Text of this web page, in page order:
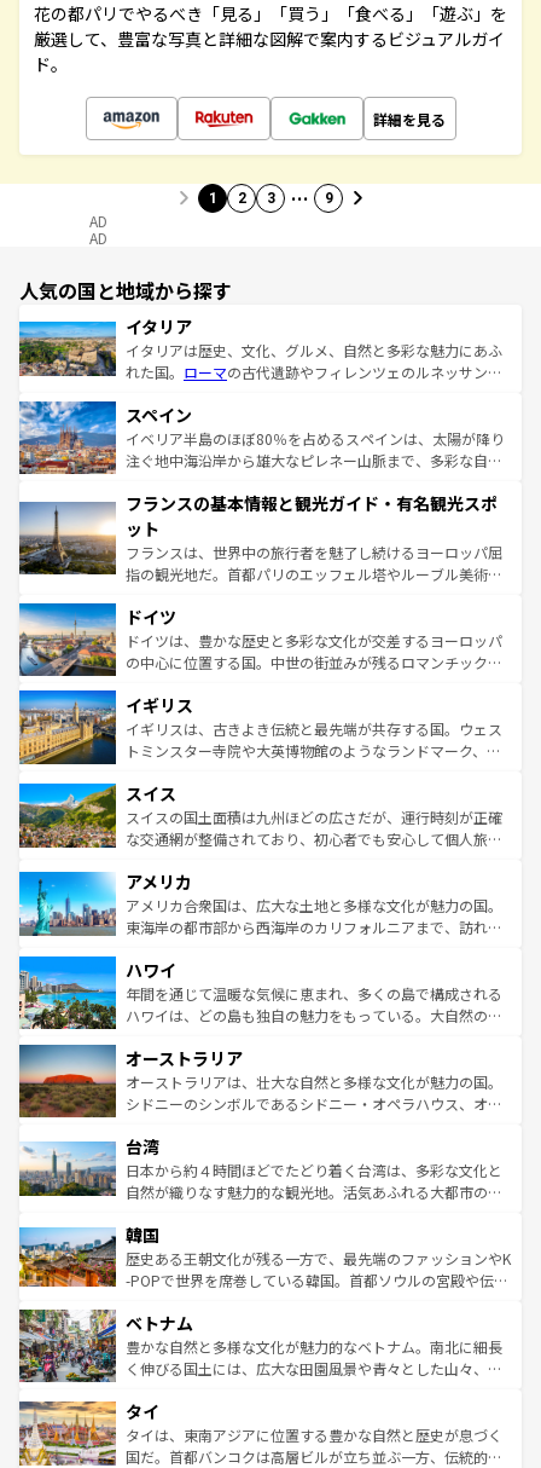
花の都パリでやるべき「見る」「買う」「食べる」「遊ぶ」を
厳選して、豊富な写真と詳細な図解で案内するビジュアルガイ
ド。
詳細を見る
1 2 3 … 9
AD
AD
人気の国と地域から探す
イタリア
イタリアは歴史、文化、グルメ、自然と多彩な魅力にあふ
れた国。 ローマの古代遺跡やフィレンツェのルネッサンス
ろん、トスカーナの美しい田園風景やアマルフィ海岸の絶
景など、自然景観も見逃せない。観光の合間には、本場の
ピザやパスタなど、絶品のイタリア料理を堪能することも
ませてくれるイタリアで、忘れられない旅をしてみよう！
なお、新着のイタリア情報は
しい。
スペイン
イベリア半島のほぼ80％を占めるスペインは、太陽が降り
注ぐ地中海沿岸から雄大なピレネー山脈まで、多彩な自然
文化が根付くこの国では、情熱的なフラメンコ、熱気あふ
れる闘牛、そして美味しいタパスが生活の一部となってい
る。首都マドリードの洗練された雰囲気や、バルセロナの
アートに溢れた街角から、地方では古代ローマ遺跡や中世
せる。地方によって風土や気候が異なるスペインはその個
性で訪れる人を魅了する。 なお、新着のスペイン情報は コ
ンテンツ一覧を参照してほしい。
フランスの基本情報と観光ガイド・有名観光スポ
ット
フランスは、世界中の旅行者を魅了し続けるヨーロッパ屈
指の観光地だ。首都パリのエッフェル塔やルーブル美術館
で、幅広い魅力が詰まっている。華麗な宮殿、歴史的な大
聖堂、美しいビーチ、そして豊かな自然が、訪れる者を心
から魅了する。また、フランスは美食の国としても知ら
いる。シャンパンの発祥地であるランス、プロヴァンスの
香り高いラベンダー畑など、多彩な楽しみ方が可能だ。さ
らに、パリ以外の地域にも魅力が溢れており、どの街角に
れる地方に足を運ぶとそれぞれで全く異なる文化を体験で
きるだろう。 なお、新着のフランス情報はコンテンツ一覧
を参照してほしい。
ドイツ
ドイツは、豊かな歴史と多彩な文化が交差するヨーロッパ
の中心に位置する国。中世の街並みが残るロマンチック街
顔を持つこの国は、どこを歩いても飽きることがない。ベ
ルリンの文化的活気、バイエルン州のアルプスの絶景、そ
してライン川沿いのワイン畑といった風景は必見。ビール
は、お酒好きな人にはぜひ体験してほしい。 なお、新着の
ドイツ情報はコンテンツ一覧を参照してほしい。
イギリス
イギリスは、古きよき伝統と最先端が共存する国。ウェス
トミンスター寺院や大英博物館のようなランドマーク、歴
リアごとに異なる魅力がある。また、優雅なアフタヌーン
ティー、ビール好きにはたまらない英国パブ、サッカー観
戦など、本場だからこそできる体験も豊富。イギリスを旅
ンツ一覧を参照してほしい。
スイス
スイスの国土面積は九州ほどの広さだが、運行時刻が正確
な交通網が整備されており、初心者でも安心して個人旅行
の建物がそのまま残る町や、スイスならではのユニークな
博物館もあり、アルプス観光だけでなく町歩きも満喫する
ことができる。国民の所得が高いため物価も高いが、旅行
ば市内交通費無料で観光を楽しむこともできる。 なお、新
着のスイス情報はコンテンツ一覧 を参照してほしい。
アメリカ
アメリカ合衆国は、広大な土地と多様な文化が魅力の国。
東海岸の都市部から西海岸のカリフォルニアまで、訪れる
のような巨大都市は、観光、ショッピング、エンターテイ
ンメントが詰まった刺激的なスポットだ。一方、アメリカ
西部には大自然が広がり、グランドキャニオンやイエロー
部のニューオーリンズでは、音楽と美食が融合した独特の
文化が魅力。旅行者はアメリカの各地域で異なる魅力を楽
しみながら、その多様性と豊かな歴史を感じることができ
ならではの贅沢な旅のスタイルだ。 なお、新着のアメリカ
情報はコンテンツ一覧を参照してほしい。
ハワイ
年間を通じて温暖な気候に恵まれ、多くの島で構成される
ハワイは、どの島も独自の魅力をもっている。大自然の神
ワイ島は見逃せない。また、定番の観光地といえばオアフ
島だが、静かな自然を求めるならマウイ島やカウアイ島が
おすすめ。エメラルドグリーンに輝く海をはじめ、豊かな
れるおもてなしの心で訪れる人々を迎えてくれるハワイの
人々、おいしいローカルフードやハワイアンミュージッ
ク、伝統的なフラダンスなど、すべてがハワイの魅力を彩
ワイを、存分に味わってほしい。 なお、新着のハワイ情報
はコンテンツ一覧を参照してほしい。
オーストラリア
オーストラリアは、壮大な自然と多様な文化が魅力の国。
シドニーのシンボルであるシドニー・オペラハウス、オー
リアリーフや大陸中央部にそびえるウルル（エアーズロッ
ク）、タスマニアの美しい原生林やケアンズの熱帯雨林な
ど、見どころがたくさん。また、カフェやワイン、オージ
いる。アクティビティも充実しており、サーフィンやダイ
ビング、ハイキングなど、アウトドア好きにはたまらな
い。オーストラリアの多彩な魅力を存分に味わいつくそ
参照してほしい。
台湾
日本から約４時間ほどでたどり着く台湾は、多彩な文化と
自然が織りなす魅力的な観光地。活気あふれる大都市の台
ン）、静ひつな山岳地帯である台湾東部など、都市の喧騒
と山間の静けさが共存しており、訪れる人に新しい発見と
驚きをもたらしてくれる。また、奥深い台湾の食文化も魅
容にもいいと評判のスイーツなど、バラエティ豊かな料理
が味わえる。 なお、新着の台湾情報は コンテンツ一覧を参
照してほしい。
韓国
歴史ある王朝文化が残る一方で、最先端のファッションやK
-POPで世界を席巻している韓国。首都ソウルの宮殿や伝統
き、地方に足を延ばせば四季折々の自然美を楽しむことが
できる。そして、キムチや焼肉、絶品のストリートフード
まで、さまざまな韓国料理が待っている。夜には、韓国な
リティに包まれながら、韓国の多彩な魅力を心ゆくまで味
わってみてほしい。 なお、新着の韓国情報はコンテンツ一
覧を参照してほしい。
ベトナム
豊かな自然と多様な文化が魅力的なベトナム。南北に細長
く伸びる国土には、広大な田園風景や青々とした山々、世
急速な発展と共に伝統が息づく。ハノイの古い町並みやホ
ーチミン市のフランス統治時代の建物も、独特の雰囲気を
醸し出している。また、バラエティの豊かさとおいしさで
タイ
タイは、東南アジアに位置する豊かな自然と歴史が息づく
国だ。首都バンコクは高層ビルが立ち並ぶ一方、伝統的な